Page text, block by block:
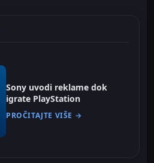
Sony uvodi reklame dok
igrate PlayStation
PROČITAJTE VIŠE →